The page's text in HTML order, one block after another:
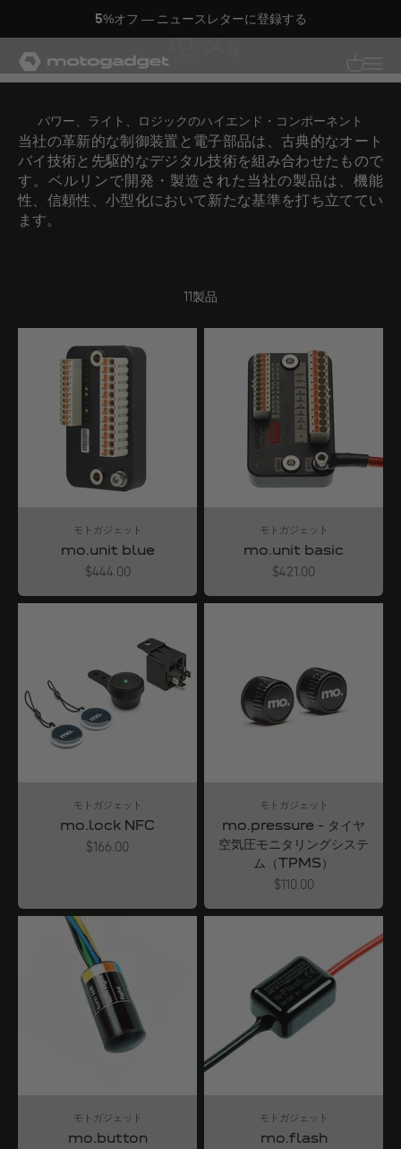
コンテンツへスキップ
ドイツ製
翻訳
モトガジェット社 翻訳があ
電気
パワー、ライト、ロジックのハイエンド・コンポーネント
当社の革新的な制御装置と電子部品は、古典的なオート
バイ技術と先駆的なデジタル技術を組み合わせたもので
す。ベルリンで開発・製造された当社の製品は、機能
性、信頼性、小型化において新たな基準を打ち立ててい
ます。
11製品
モトガジェット
mo.unit blue
Angebot
$444.00
モトガジェット
mo.unit basic
Angebot
$421.00
モトガジェット
mo.lock NFC
Angebot
$166.00
モトガジェット
mo.pressure - タイヤ
空気圧モニタリングシステ
ム（TPMS）
Angebot
$110.00
モトガジェット
mo.button
モトガジェット
mo.flash